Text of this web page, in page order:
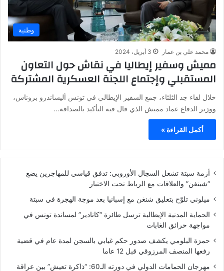
وطنية
محمد علي بن عمار 3 أبريل، 2024
مميش وسفير إيطاليا في نقاش حول التعاون
المستقبلي وإجتماع اللجنة العسكرية المشتركة
خلال لقاء جد الثلثاء، جمع السفير الإيطالي في تونس أليساندرو بروناس،
ووزير الدفاع عماد مميش الذي قال فيه التأكيد بالصداقة…
أكمل القراءة »
أزمة سبتة تشعل السجال الأوروبي: تدفق قياسي للمهاجرين يضع
“شينغن” والعلاقات مع الرباط تحت الاختبار
ميلوني تلوّح بتعليق شنغن مع إسبانيا بعد موجة الهجرة في سبتة
الحماية المدنية الإيطالية ترسل طائرة “كانادير” لمساندة تونس في
مواجهة حرائق الغابات
حمزة البلومي يكشف صدور حكم غيابي بالسجن لمدة عام في قضية
رفعها المنصف المرزوقي قبل 12 عاما
مهرجان الحمامات الدولي في دورته الـ60: “ذاكرة تعيش” بين عراقة